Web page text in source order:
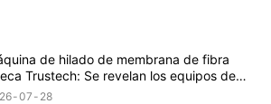
de hilado de membrana de fibra
Trustech: Se revelan los equipos de
TIPS (17)
07 28